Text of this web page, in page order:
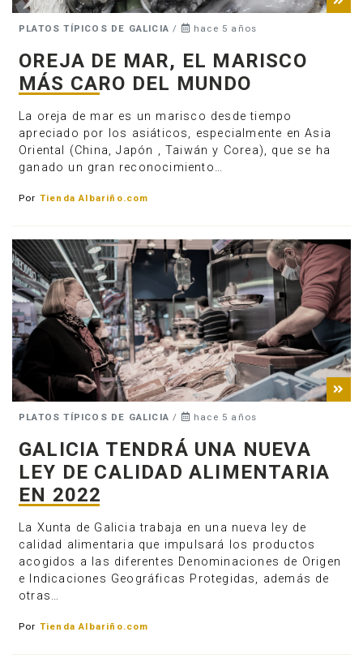
PLATOS TÍPICOS DE GALICIA / hace 5 años
OREJA DE MAR, EL MARISCO
MÁS CARO DEL MUNDO
La oreja de mar es un marisco desde tiempo
apreciado por los asiáticos, especialmente en Asia
Oriental (China, Japón , Taiwán y Corea), que se ha
ganado un gran reconocimiento…
Por Tienda Albariño.com
PLATOS TÍPICOS DE GALICIA / hace 5 años
GALICIA TENDRÁ UNA NUEVA
LEY DE CALIDAD ALIMENTARIA
EN 2022
La Xunta de Galicia trabaja en una nueva ley de
calidad alimentaria que impulsará los productos
acogidos a las diferentes Denominaciones de Origen
e Indicaciones Geográficas Protegidas, además de
otras…
Por Tienda Albariño.com